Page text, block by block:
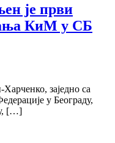
је први
КиМ у СБ
заједно са
у Београду,
[…]